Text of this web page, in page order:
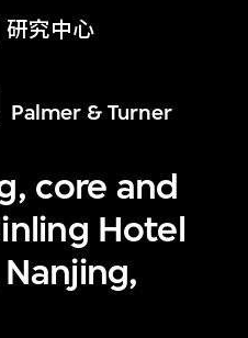
研究中心
Palmer & Turner
core and
Hotel
二十一世纪视觉